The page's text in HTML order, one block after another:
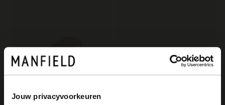
Jouw privacyvoorkeuren